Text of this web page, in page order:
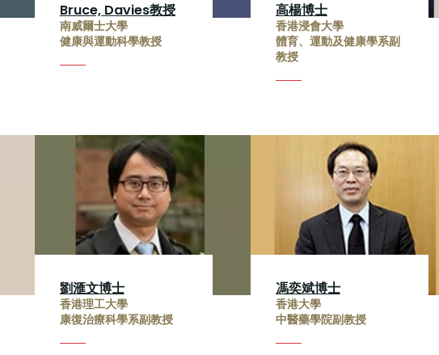
Bruce, Davies教授
南威爾士大學
健康與運動科學教授
高楊博士
香港浸會大學
體育、運動及健康學系副
教授
劉滙文博士
香港理工大學
康復治療科學系副教授
馮奕斌博士
香港大學
中醫藥學院副教授